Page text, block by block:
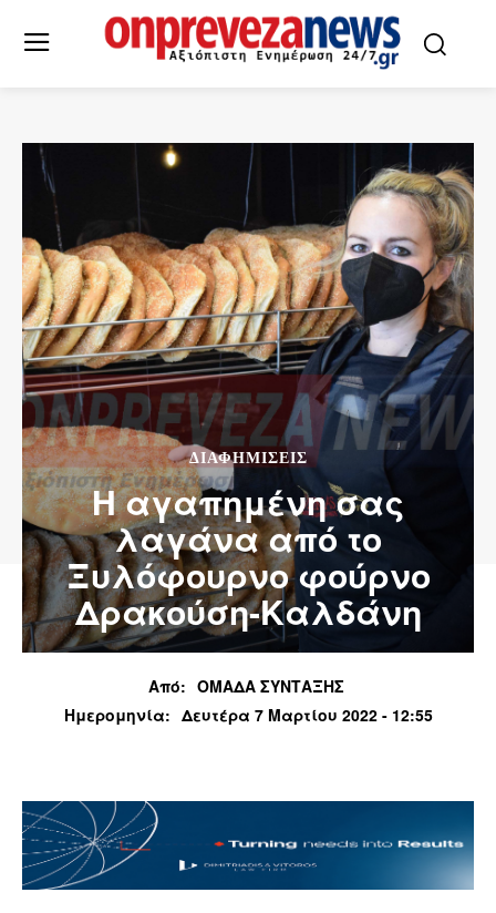
ΔΙΑΦΗΜΙΣΕΙΣ
Η αγαπημένη σας
λαγάνα από το
Ξυλόφουρνο φούρνο
Δρακούση-Καλδάνη
Από: ΟΜΑΔΑ ΣΥΝΤΑΞΗΣ
Ημερομηνία: Δευτέρα 7 Μαρτίου 2022 - 12:55